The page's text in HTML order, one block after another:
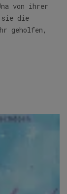
von ihrer
sie die
geholfen,